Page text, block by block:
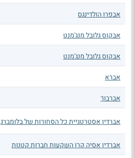
אבפרו הולדינגס
אבקוס גלובל מנג'מנט
אבקוס גלובל מנג'מנט
אברא
אברבוך
אברדין אסטרטגיית כל הסחורות של בלומברג
אברדין אסיה קרן השקעות חברות קטנות